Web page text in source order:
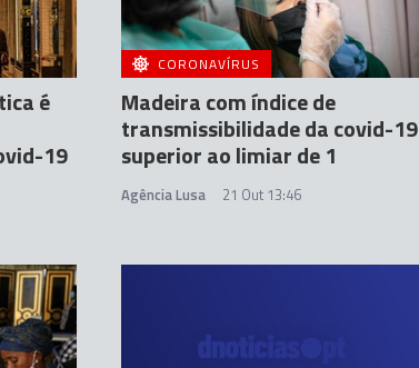
é
19
CORONAVÍRUS
Madeira com índice de
transmissibilidade da covid-19
superior ao limiar de 1
Agência Lusa 21 Out 13:46